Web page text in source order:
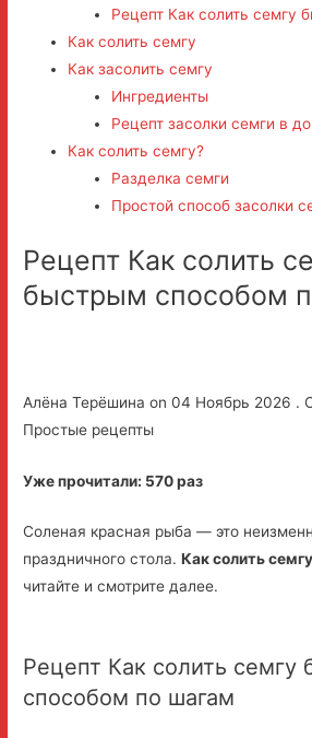
Рецепт Как солить семгу
Как солить семгу
Как засолить семгу
Ингредиенты
Рецепт засолки семги в
Как солить семгу?
Разделка семги
Простой способ засолки
Рецепт Как солить
быстрым способом
Алёна Терёшина on 04 Ноябрь 2026 .
Простые рецепты
Уже прочитали: 570 раз
Соленая красная рыба — это
праздничного стола.Как солить
читайте и смотрите далее.
Рецепт Как солить семгу
способом по шагам